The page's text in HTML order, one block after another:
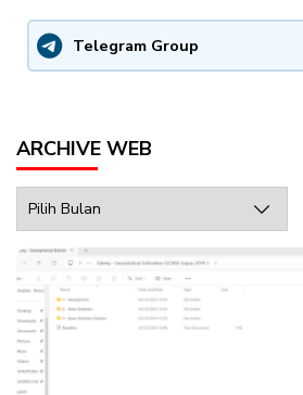
Telegram Group
ARCHIVE WEB
Web